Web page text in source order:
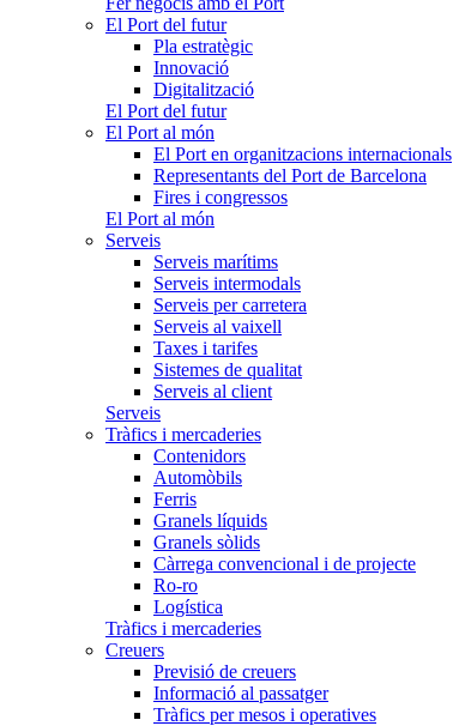
El Port del futur
Pla estratègic
Innovació
Digitalització
El Port del futur
El Port al món
El Port en organitzacions internacionals
Representants del Port de Barcelona
Fires i congressos
El Port al món
Serveis
Serveis marítims
Serveis intermodals
Serveis per carretera
Serveis al vaixell
Taxes i tarifes
Sistemes de qualitat
Serveis al client
Serveis
Tràfics i mercaderies
Contenidors
Automòbils
Ferris
Granels líquids
Granels sòlids
Càrrega convencional i de projecte
Ro-ro
Logística
Tràfics i mercaderies
Creuers
Previsió de creuers
Informació al passatger
Tràfics per mesos i operatives